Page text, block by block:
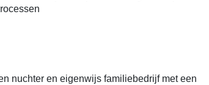
nuchter en eigenwijs familiebedrijf met een